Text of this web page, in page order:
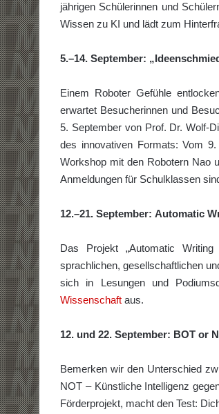
jährigen Schülerinnen und
Wissen zu KI und lädt zum
5.–14. September:
Einem Roboter Gefühle
erwartet Besucherinnen und
5. September von Prof. Dr. Wolf-
des innovativen Formats: Vom
Workshop mit den Robotern Nao
Anmeldungen für Schulklassen
12.–21. September: Automatic
Das Projekt „Automatic
sprachlichen, gesellschaftlichen
sich in Lesungen und
Wissenschaft aus.
12. und 22. September: BOT or
Bemerken wir den Unterschied
NOT – Künstliche Intelligenz
Förderprojekt, macht den Test: